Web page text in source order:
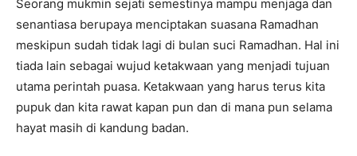
Seorang mukmin sejati semestinya mampu menjaga dan
senantiasa berupaya menciptakan suasana Ramadhan
meskipun sudah tidak lagi di bulan suci Ramadhan. Hal ini
tiada lain sebagai wujud ketakwaan yang menjadi tujuan
utama perintah puasa. Ketakwaan yang harus terus kita
pupuk dan kita rawat kapan pun dan di mana pun selama
hayat masih di kandung badan.